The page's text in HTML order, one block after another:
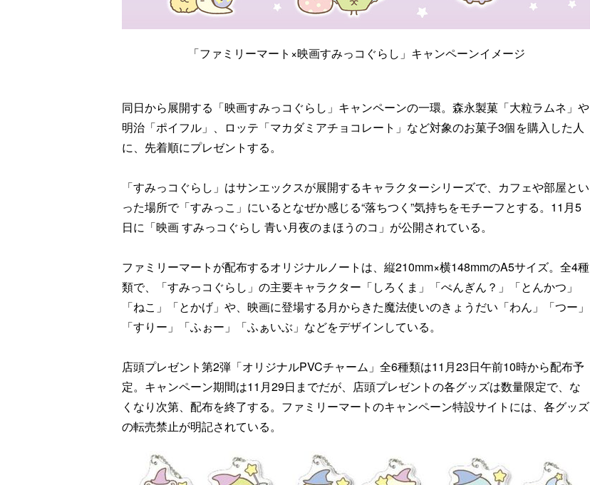
「ファミリーマート×映画すみっコぐらし」キャンペーンイメージ
同日から展開する「映画すみっコぐらし」キャンペーンの一環。森永製菓「大粒ラムネ」や
明治「ポイフル」、ロッテ「マカダミアチョコレート」など対象のお菓子3個を購入した人
に、先着順にプレゼントする。
「すみっコぐらし」はサンエックスが展開するキャラクターシリーズで、カフェや部屋とい
った場所で「すみっこ」にいるとなぜか感じる“落ちつく”気持ちをモチーフとする。11月5
日に「映画 すみっコぐらし 青い月夜のまほうのコ」が公開されている。
ファミリーマートが配布するオリジナルノートは、縦210mm×横148mmのA5サイズ。全4種
類で、「すみっコぐらし」の主要キャラクター「しろくま」「ぺんぎん？」「とんかつ」
「ねこ」「とかげ」や、映画に登場する月からきた魔法使いのきょうだい「わん」「つー」
「すりー」「ふぉー」「ふぁいぶ」などをデザインしている。
店頭プレゼント第2弾「オリジナルPVCチャーム」全6種類は11月23日午前10時から配布予
定。キャンペーン期間は11月29日までだが、店頭プレゼントの各グッズは数量限定で、な
くなり次第、配布を終了する。ファミリーマートのキャンペーン特設サイトには、各グッズ
の転売禁止が明記されている。